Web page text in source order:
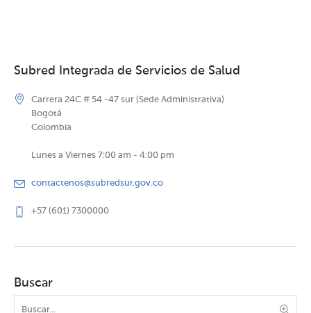
Subred Integrada de Servicios de Salud
Carrera 24C # 54 -47 sur (Sede Administrativa)
Bogotá
Colombia
Lunes a Viernes 7:00 am - 4:00 pm
contactenos@subredsur.gov.co
+57 (601) 7300000
Buscar